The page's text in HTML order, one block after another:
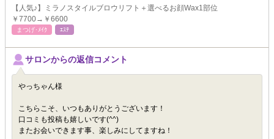
【人気♪】ミラノスタイルブロウリフト＋選べるお顔Wax1部位
￥7700→￥6600
まつげ･ﾒｲｸ ｴｽﾃ
サロンからの返信コメント
やっちゃん様
こちらこそ、いつもありがとうございます！
口コミも投稿も嬉しいです(^^)
またお会いできます事、楽しみにしてますね！